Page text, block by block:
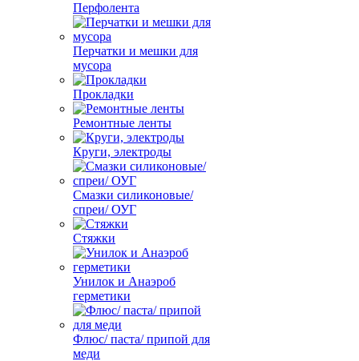
Перфолента
Перчатки и мешки для
мусора
Прокладки
Ремонтные ленты
Круги, электроды
Смазки силиконовые/
спреи/ ОУГ
Стяжки
Унилок и Анаэроб
герметики
Флюс/ паста/ припой для
меди